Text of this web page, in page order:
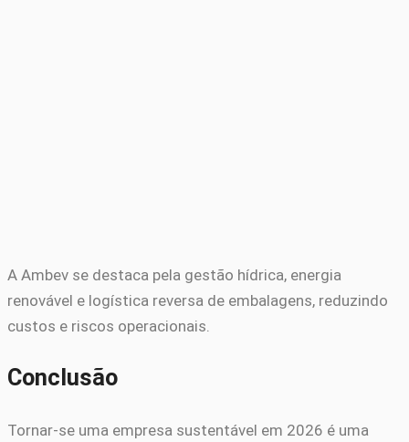
A Ambev se destaca pela gestão hídrica, energia
renovável e logística reversa de embalagens, reduzindo
custos e riscos operacionais.
Conclusão
Tornar-se uma empresa sustentável em 2026 é uma